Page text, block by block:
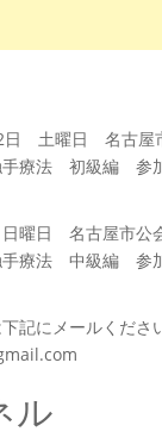
日 土曜日 名古
手療法 初級編
曜日 名古屋市
手療法 中級編
記にメールくださ
ル